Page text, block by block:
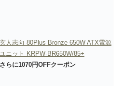
玄人志向 80Plus Bronze 650W ATX電源
ユニット KRPW-BR650W/85+
さらに1070円OFFクーポン